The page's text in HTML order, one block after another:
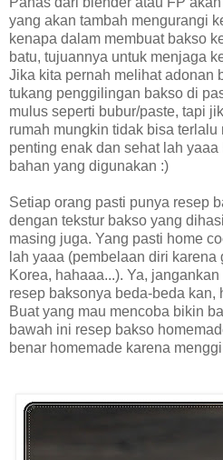
yang akan tambah mengurangi
kenapa dalam membuat bakso
batu, tujuannya untuk menjaga
Jika kita pernah melihat adonan
tukang penggilingan bakso di
mulus seperti bubur/paste, tapi
rumah mungkin tidak bisa
penting enak dan sehat lah
bahan yang digunakan :)
Setiap orang pasti punya resep
dengan tekstur bakso yang
masing juga. Yang pasti home
lah yaaa (pembelaan diri
Korea, hahaaa...). Ya,
resep baksonya beda-beda kan,
Buat yang mau mencoba bikin
bawah ini resep bakso
benar homemade karena